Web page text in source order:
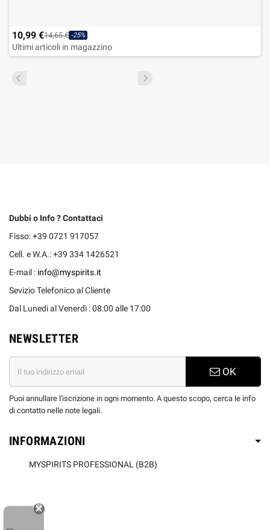
10,99 €14,65 € -25%
Ultimi articoli in magazzino
Dubbi o Info ? Contattaci
Fisso: +39 0721 917057
Cell. e W.A.: +39 334 1426521
E-mail : info@myspirits.it
Sevizio Telefonico al Cliente
Dal Lunedi al Venerdì : 08:00 alle 17:00
NEWSLETTER
OK
Puoi annullare l'iscrizione in ogni momento. A questo scopo, cerca le info
di contatto nelle note legali.
INFORMAZIONI
MYSPIRITS PROFESSIONAL (B2B)